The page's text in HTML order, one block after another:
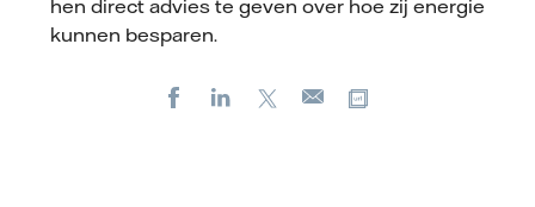
hen direct advies te geven over hoe zij energie
kunnen besparen.
FacebookLinkedIn
E-